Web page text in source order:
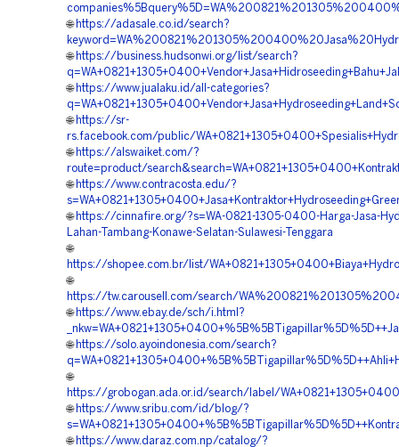
🌐 https://adasale.co.id/search?
🌐 https://business.hudsonwi.org/list/search?
🌐 https://www.jualaku.id/all-categories?
🌐 https://sr-
rs.facebook.com/public/
🌐 https://alswaiket.com/?
route=product/
🌐 https://www.contracosta.edu/?
🌐 https://cinnafire.org/?s=WA-0821-1305-0400-Harga-Jasa-
Lahan-Tambang-Konawe-Selatan-Sulawesi-Tenggara
🌐
https://shopee.com.br/list/
🌐
https://tw.carousell.com/search/
🌐 https://www.ebay.de/sch/i.html?
🌐 https://solo.ayoindonesia.com/search?
🌐
https://grobogan.ada.or.id/search/label/
🌐 https://www.sribu.com/id/blog/?
🌐 https://www.daraz.com.np/catalog/?